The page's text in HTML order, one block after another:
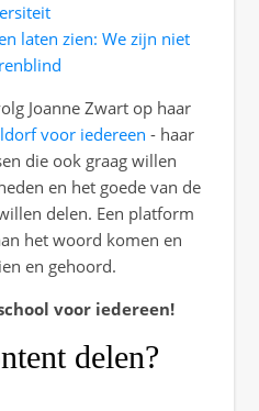
laten zien: We zijn niet
Joanne Zwart op haar
voor iedereen - haar
die ook graag willen
en het goede van de
delen. Een platform
het woord komen en
en gehoord.
voor iedereen!
delen?